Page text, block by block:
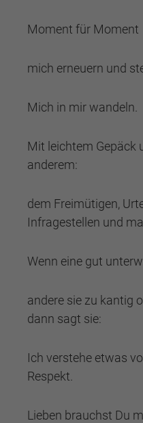
Moment für Moment
mich erneuern und
Mich in mir wandeln.
Mit leichtem Gepäck
anderem:
dem Freimütigen,
Infragestellen und
Wenn eine gut
andere sie zu kantig
dann sagt sie:
Ich verstehe etwas
Respekt.
Lieben brauchst Du